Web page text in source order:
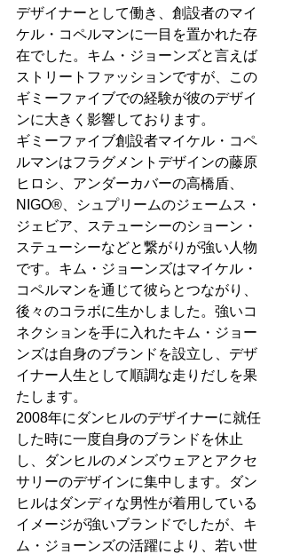
デザイナーとして働き、創設者のマイ
ケル・コペルマンに一目を置かれた存
在でした。キム・ジョーンズと言えば
ストリートファッションですが、この
ギミーファイブでの経験が彼のデザイ
ンに大きく影響しております。
ギミーファイブ創設者マイケル・コペ
ルマンはフラグメントデザインの藤原
ヒロシ、アンダーカバーの高橋盾、
NIGO®、シュプリームのジェームス・
ジェビア、ステューシーのショーン・
ステューシーなどと繋がりが強い人物
です。キム・ジョーンズはマイケル・
コペルマンを通じて彼らとつながり、
後々のコラボに生かしました。強いコ
ネクションを手に入れたキム・ジョー
ンズは自身のブランドを設立し、デザ
イナー人生として順調な走りだしを果
たします。
2008年にダンヒルのデザイナーに就任
した時に一度自身のブランドを休止
し、ダンヒルのメンズウェアとアクセ
サリーのデザインに集中します。ダン
ヒルはダンディな男性が着用している
イメージが強いブランドでしたが、キ
ム・ジョーンズの活躍により、若い世